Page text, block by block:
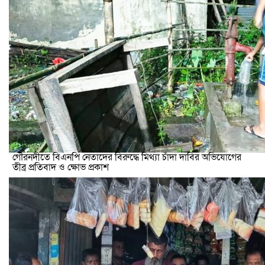
গৌরনদীতে বিএনপি নেতাদের বিরুদ্ধে মিথ্যা চাঁদা দাবির অভিযোগের
তীব্র প্রতিবাদ ও ক্ষোভ প্রকাশ